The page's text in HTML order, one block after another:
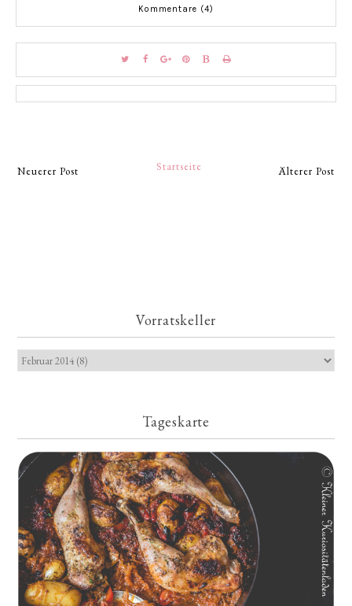
Kommentare (4)
Neuerer Post Älterer Post
Startseite
Vorratskeller
Tageskarte